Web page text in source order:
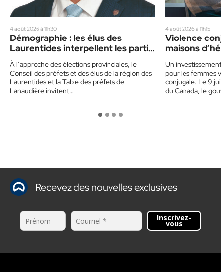
4 août 2026 à 11h30
Démographie : les élus des
Laurentides interpellent les partis
politiques
À l’approche des élections provinciales, le
Conseil des préfets et des élus de la région des
Laurentides et la Table des préfets de
Lanaudière invitent…
4 août 2026 à 11h15
Violence
maisons
Un
pour les femmes
conjugale. Le 9
du Canada, le
Recevez des nouvelles exclusives
Inscrivez-
vous